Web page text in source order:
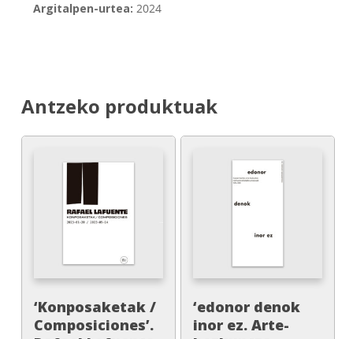
Argitalpen-urtea: 2024
Antzeko produktuak
‘Konposaketak /
Composiciones’.
‘edonor denok
inor ez. Arte-